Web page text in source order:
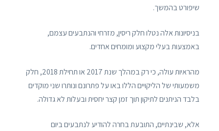
שיפורט בהמשך.
בניסיונות אלה נטלו חלק ריסין, מזרחי והנתבעים עצמם,
באמצעות בעלי מקצוע ומומחים אחדים.
מהראיות עולה, כי רק במהלך שנת 2017 או תחילת 2018, חלק
משמעותי של הליקויים הללו באו על פתרונם ונותרו שני מוקדים
בלבד הניתנים לתיקון תוך זמן קצר יחסית ובעלות לא גדולה.
אלא, שבינתיים, התובעת בחרה להודיע לנתבעים ביום